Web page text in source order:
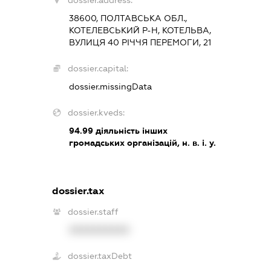
38600, ПОЛТАВСЬКА ОБЛ.,
КОТЕЛЕВСЬКИЙ Р-Н, КОТЕЛЬВА,
ВУЛИЦЯ 40 РІЧЧЯ ПЕРЕМОГИ, 21
dossier.capital:
dossier.missingData
dossier.kveds:
94.99 діяльність інших
громадських організацій, н. в. і. у.
dossier.tax
dossier.staff
dossier.taxDebt